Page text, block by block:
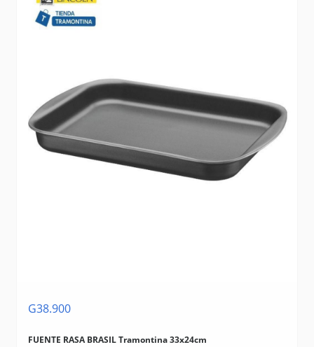
G38.900
FUENTE RASA BRASIL Tramontina 33x24cm